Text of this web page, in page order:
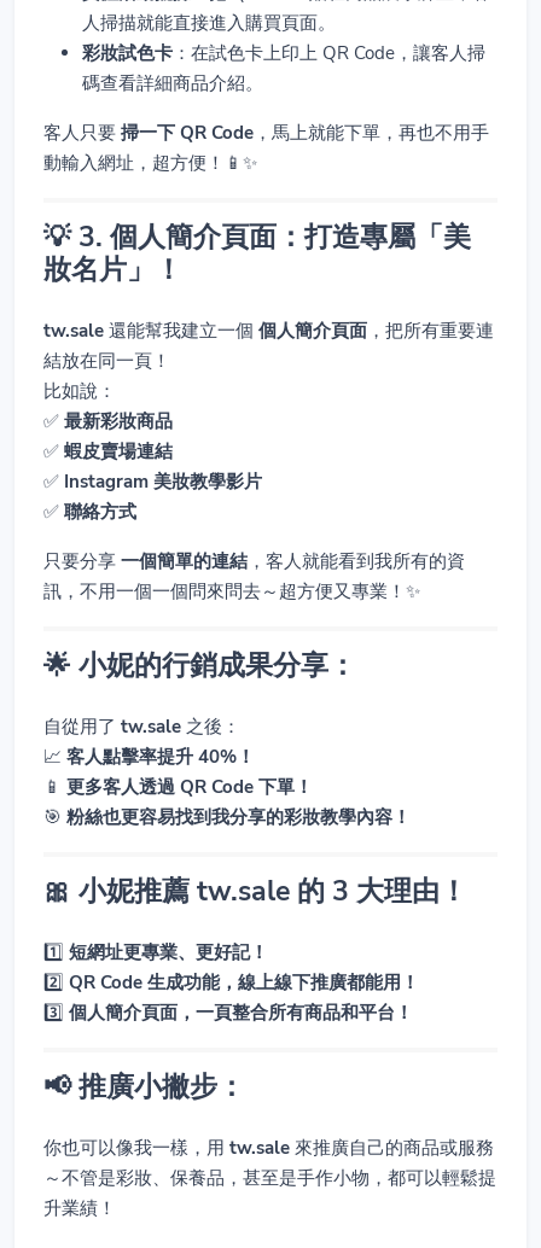
人掃描就能直接進入購買頁面。
彩妝試色卡 ：在試色卡上印上 QR Code，讓客人掃
碼查看詳細商品介紹。
客人只要 掃一下 QR Code ，馬上就能下單，再也不用手
動輸入網址，超方便！📱✨
💡 3. 個人簡介頁面：打造專屬「美
妝名片」！
tw.sale 還能幫我建立一個 個人簡介頁面 ，把所有重要連
結放在同一頁！
比如說：
✅ 最新彩妝商品
✅ 蝦皮賣場連結
✅ Instagram 美妝教學影片
✅ 聯絡方式
只要分享 一個簡單的連結 ，客人就能看到我所有的資
訊，不用一個一個問來問去～超方便又專業！✨
🌟 小妮的行銷成果分享：
自從用了 tw.sale 之後：
📈 客人點擊率提升 40%！
📱 更多客人透過 QR Code 下單！
🎯 粉絲也更容易找到我分享的彩妝教學內容！
🎀 小妮推薦 tw.sale 的 3 大理由！
1️⃣ 短網址更專業、更好記！
2️⃣ QR Code 生成功能，線上線下推廣都能用！
3️⃣ 個人簡介頁面，一頁整合所有商品和平台！
📢 推廣小撇步：
你也可以像我一樣，用 tw.sale 來推廣自己的商品或服務
～不管是彩妝、保養品，甚至是手作小物，都可以輕鬆提
升業績！